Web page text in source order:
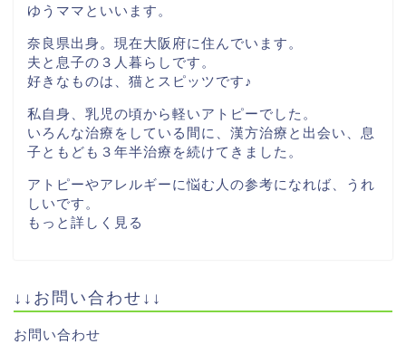
ゆうママといいます。
奈良県出身。現在大阪府に住んでいます。
夫と息子の３人暮らしです。
好きなものは、猫とスピッツです♪
私自身、乳児の頃から軽いアトピーでした。
いろんな治療をしている間に、漢方治療と出会い、息
子ともども３年半治療を続けてきました。
アトピーやアレルギーに悩む人の参考になれば、うれ
しいです。
もっと詳しく見る
↓↓お問い合わせ↓↓
お問い合わせ